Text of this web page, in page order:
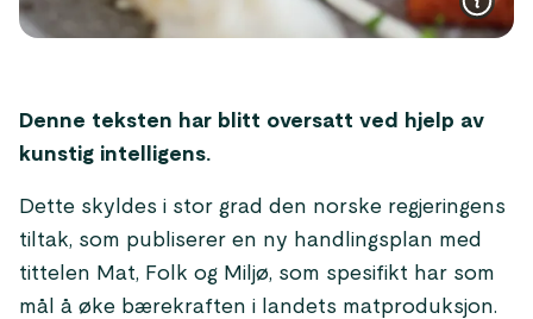
Denne teksten har blitt oversatt ved hjelp av
kunstig intelligens.
Dette skyldes i stor grad den norske regjeringens
tiltak, som publiserer en ny handlingsplan med
tittelen Mat, Folk og Miljø, som spesifikt har som
mål å øke bærekraften i landets matproduksjon.